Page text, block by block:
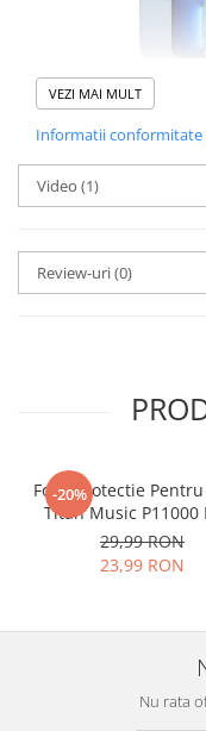
Foliile
este
Acestag
SPARGE
Folia
VEZI MAI MULT
Informatii
Video (1)
Review-uri(0)
-20%
Folie Protectie
Titan Music P11000
VDOO
29,99 RON
23,99 RON
Nu rata